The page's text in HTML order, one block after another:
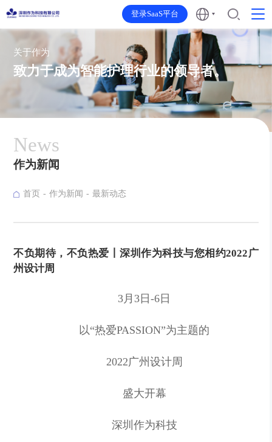
登录SaaS平台
关于作为
致力于成为智能护理行业的领导者。
News
作为新闻
首页 作为新闻 最新动态
不负期待，不负热爱丨深圳作为科技与您相约2022广
州设计周
3月3日-6日
以“热爱PASSION”为主题的
2022广州设计周
盛大开幕
深圳作为科技